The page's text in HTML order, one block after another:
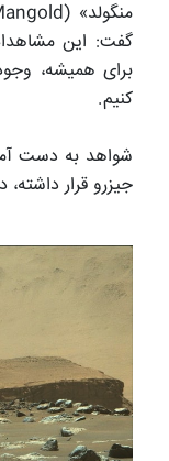
گفت: این
برای همیشه،
کنیم.
شواهد به دست
جیزرو قرار